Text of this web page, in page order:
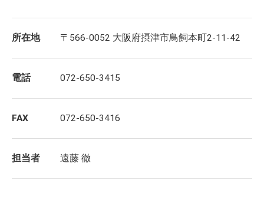
所在地 〒566-0052 大阪府摂津市鳥飼本町2-11-42
電話 072-650-3415
FAX 072-650-3416
担当者 遠藤 徹